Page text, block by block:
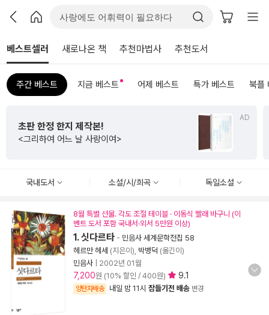
베스트셀러 새로나온 책 추천마법사 추천도서
주간 베스트 지금 베스트 어제 베스트 특가 베스트 북플
AD
초판 한정 한지 제작본!
<그리하여 어느 날 사랑이여>
국내도서 소설/시/희곡 독일소설
8월 특별 선물. 각도 조절 테이블 · 이동식 빨래 바구니 (이
벤트 도서 포함 국내서·외서 5만원 이상)
1. 싯다르타 - 민음사 세계문학전집 58
헤르만 헤세 (지은이), 박병덕 (옮긴이)
민음사
2002년 01월
7,200원 (10% 할인 / 400원) 9.1
양탄자배송 내일 밤 11시 잠들기전 배송 변경